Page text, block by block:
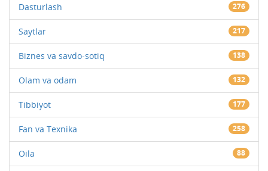
Dasturlash 276
Saytlar 217
Biznes va savdo-sotiq 138
Olam va odam 132
Tibbiyot 177
Fan va Texnika 258
Oila 88